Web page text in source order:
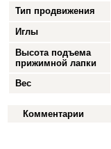
Тип продвижения
Иглы
Высота подъема
прижимной лапки
Вес
Комментарии